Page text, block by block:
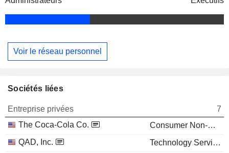
Voir le réseau personnel
Sociétés liées
Entreprise privées
7
The Coca-Cola Co.
Consumer Non-Durables
QAD, Inc.
Technology Services